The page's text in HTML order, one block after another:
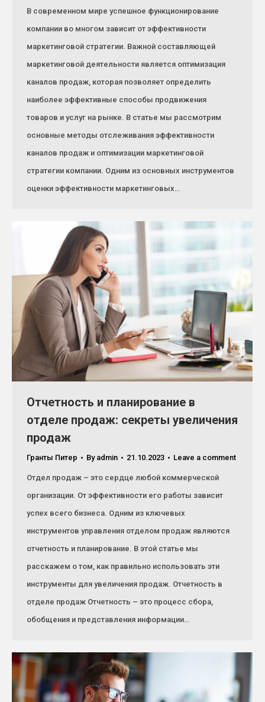
В современном мире успешное функционирование
компании во многом зависит от эффективности
маркетинговой стратегии. Важной составляющей
маркетинговой деятельности является оптимизация
каналов продаж, которая позволяет определить
наиболее эффективные способы продвижения
товаров и услуг на рынке. В статье мы рассмотрим
основные методы отслеживания эффективности
каналов продаж и оптимизации маркетинговой
стратегии компании. Одним из основных инструментов
оценки эффективности маркетинговых…
Отчетность и планирование в
отделе продаж: секреты увеличения
продаж
Гранты Питер By admin 21.10.2023 Leave a comment
Отдел продаж – это сердце любой коммерческой
организации. От эффективности его работы зависит
успех всего бизнеса. Одним из ключевых
инструментов управления отделом продаж являются
отчетность и планирование. В этой статье мы
расскажем о том, как правильно использовать эти
инструменты для увеличения продаж. Отчетность в
отделе продаж Отчетность – это процесс сбора,
обобщения и представления информации…